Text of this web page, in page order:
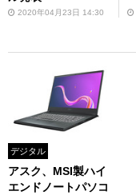
2020年04月23日 14:30
デジタル
アスク、MSI製ハイ
エンドノートパソコ